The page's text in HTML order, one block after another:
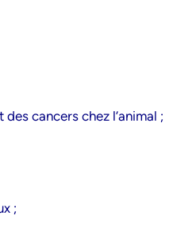
cancers chez l’animal ;
;